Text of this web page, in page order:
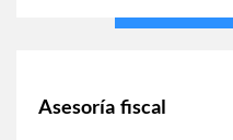
Asesoría fiscal